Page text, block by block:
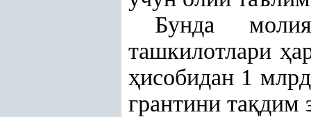
Бунда
ташкилотлари ҳ
ҳисобидан 1
грантини тақдим